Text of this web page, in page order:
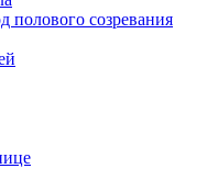
полового созревания